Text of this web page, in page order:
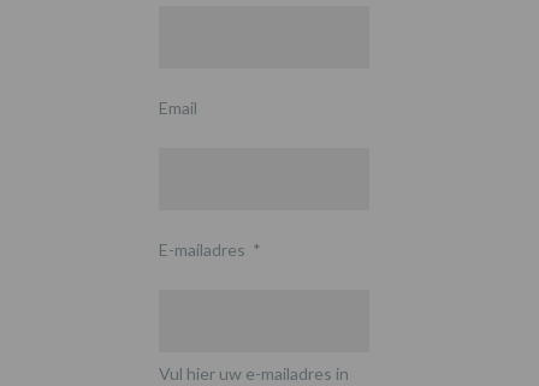
Email
E-mailadres *
Vul hier uw e-mailadres in